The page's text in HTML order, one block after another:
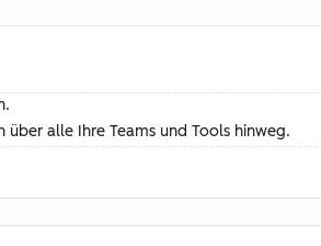
alle Ihre Teams und Tools hinweg.